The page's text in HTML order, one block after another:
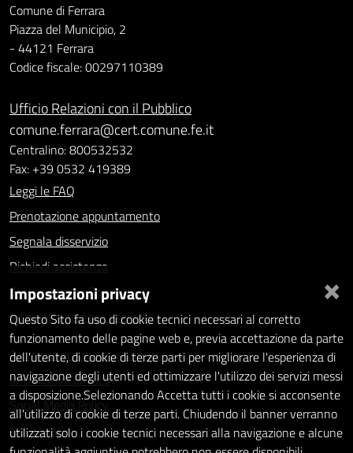
Comune di Ferrara
Piazza del Municipio, 2
- 44121 Ferrara
Codice fiscale: 00297110389
Ufficio Relazioni con il Pubblico
comune.ferrara@cert.comune.fe.it
Centralino: 800532532
Fax: +39 0532 419389
Leggi le FAQ
Prenotazione appuntamento
Segnala disservizio
Richiedi assistenza
Statistiche dei Siti web
Intranet - accesso riservato
Amministrazione trasparente
Informativa privacy
Social Media Policy
Note legali
×
Impostazioni privacy
Questo Sito fa uso di cookie tecnici necessari al corretto
funzionamento delle pagine web e, previa accettazione da parte
dell'utente, di cookie di terze parti per migliorare l'esperienza di
navigazione degli utenti ed ottimizzare l'utilizzo dei servizi messi
a disposizione.Selezionando Accetta tutti i cookie si acconsente
all'utilizzo di cookie di terze parti. Chiudendo il banner verranno
utilizzati solo i cookie tecnici necessari alla navigazione e alcune